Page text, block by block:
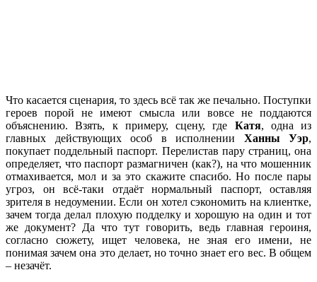
Что касается сценария, то здесь всё так же печально. Поступки
героев порой не имеют смысла или вовсе не поддаются
объяснению. Взять, к примеру, сцену, где Катя, одна из
главных действующих особ в исполнении Ханны Уэр,
покупает поддельный паспорт. Перелистав пару страниц, она
определяет, что паспорт размагничен (как?), на что мошенник
отмахивается, мол и за это скажите спасибо. Но после пары
угроз, он всё-таки отдаёт нормальный паспорт, оставляя
зрителя в недоумении. Если он хотел сэкономить на клиентке,
зачем тогда делал плохую подделку и хорошую на один и тот
же документ? Да что тут говорить, ведь главная героиня,
согласно сюжету, ищет человека, не зная его имени, не
понимая зачем она это делает, но точно знает его вес. В общем
– незачёт.